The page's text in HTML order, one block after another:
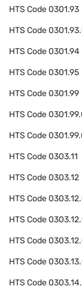
HTS Code0301.93
HTS Code
HTS Code0301.94
HTS Code0301.95
HTS Code0301.99
HTS Code
HTS Code
HTS Code0303.11
HTS Code0303.12
HTS Code
HTS Code
HTS Code
HTS Code
HTS Code